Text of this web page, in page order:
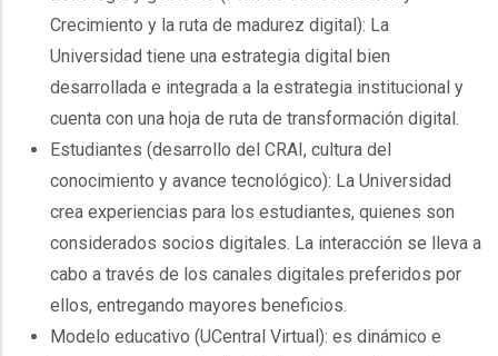
Crecimiento y la ruta de madurez digital): La
Universidad tiene una estrategia digital bien
desarrollada e integrada a la estrategia institucional y
cuenta con una hoja de ruta de transformación digital.
Estudiantes (desarrollo del CRAI, cultura del
conocimiento y avance tecnológico): La Universidad
crea experiencias para los estudiantes, quienes son
considerados socios digitales. La interacción se lleva a
cabo a través de los canales digitales preferidos por
ellos, entregando mayores beneficios.
Modelo educativo (UCentral Virtual): es dinámico e